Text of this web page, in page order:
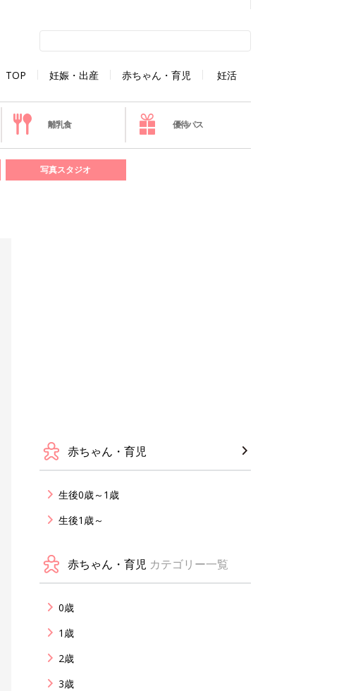
TOP 妊娠・出産 赤ちゃん・育児 妊活
離乳食 優待パス
写真スタジオ
赤ちゃん・育児
生後0歳～1歳
生後1歳～
赤ちゃん・育児 カテゴリー一覧
0歳
1歳
2歳
3歳